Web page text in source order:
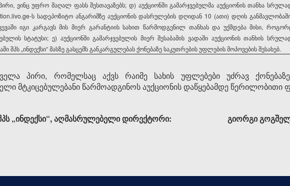
ვინც უფრო მაღალ ფასს შესთავაზებს; დ) აუქციონში გამარჯვებულმა აუქციონის თანხა
ს სადეპოზიტო ანგარიშზე აუქციონის დასრულების დღიდან 10 (ათი) დღის
იგი კარგავს მის მიერ გარანტიის სახით წარმოდგენილ თანხას და უქმდება მისი,
სტატუსი; ე) აუქციონში გამარჯვებულის მიერ შესაბამის ვადაში აუქციონის თანხის
შპს „ინდექსი“ მასზე გასცემს განკარგულებას ქონებაზე საკუთრების უფლების მოპოვების შესახებ.
პირი, რომელსაც აქვს რაიმე სახის უფლებები უძრავ
მტკიცებულებანი წარმოადგინოს აუქციონის დაწყებამდე წერილობითი
შპს „ინდექსი“, აღმასრულებელი დირექტორი: გიორგი